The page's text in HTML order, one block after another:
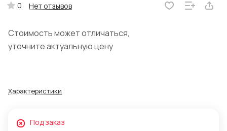
0 Нет отзывов
Стоимость может отличаться,
уточните актуальную цену
Характеристики
Под заказ